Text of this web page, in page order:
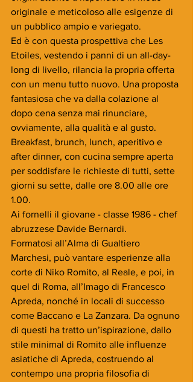
originale e meticoloso alle esigenze di
un pubblico ampio e variegato.
Ed è con questa prospettiva che Les
Etoiles, vestendo i panni di un all-day-
long di livello, rilancia la propria offerta
con un menu tutto nuovo. Una proposta
fantasiosa che va dalla colazione al
dopo cena senza mai rinunciare,
ovviamente, alla qualità e al gusto.
Breakfast, brunch, lunch, aperitivo e
after dinner, con cucina sempre aperta
per soddisfare le richieste di tutti, sette
giorni su sette, dalle ore 8.00 alle ore
1.00.
Ai fornelli il giovane - classe 1986 - chef
abruzzese Davide Bernardi.
Formatosi all’Alma di Gualtiero
Marchesi, può vantare esperienze alla
corte di Niko Romito, al Reale, e poi, in
quel di Roma, all’Imago di Francesco
Apreda, nonché in locali di successo
come Baccano e La Zanzara. Da ognuno
di questi ha tratto un’ispirazione, dallo
stile minimal di Romito alle influenze
asiatiche di Apreda, costruendo al
contempo una propria filosofia di